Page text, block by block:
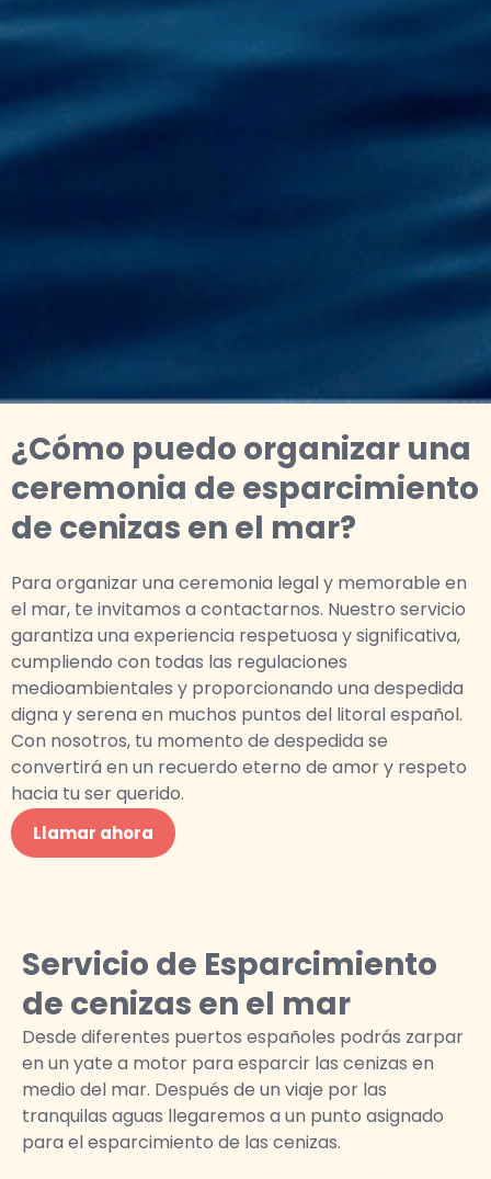
¿Cómo puedo organizar una
ceremonia de esparcimiento
de cenizas en el mar?
Para organizar una ceremonia legal y memorable en
el mar, te invitamos a contactarnos. Nuestro servicio
garantiza una experiencia respetuosa y significativa,
cumpliendo con todas las regulaciones
medioambientales y proporcionando una despedida
digna y serena en muchos puntos del litoral español.
Con nosotros, tu momento de despedida se
convertirá en un recuerdo eterno de amor y respeto
hacia tu ser querido.
Llamar ahora
Servicio de Esparcimiento
de cenizas en el mar
Desde diferentes puertos españoles podrás zarpar
en un yate a motor para esparcir las cenizas en
medio del mar. Después de un viaje por las
tranquilas aguas llegaremos a un punto asignado
para el esparcimiento de las cenizas.